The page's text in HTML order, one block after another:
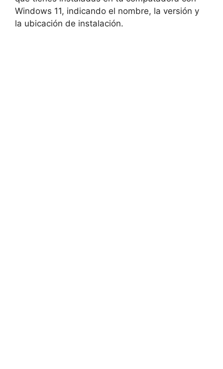
Windows 11, indicando el nombre, la versión y
la ubicación de instalación.